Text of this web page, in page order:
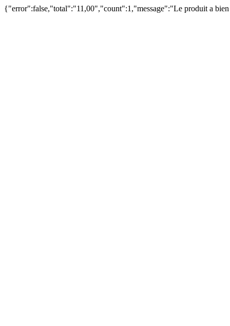
{"error":false,"total":"11,00","count":1,"message":"Le produit a